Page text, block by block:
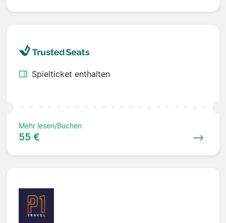
Spielticket enthalten
Mehr lesen/Buchen
55 €